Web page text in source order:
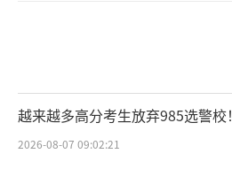
越来越多高分考生放弃985选警校！
2026-08-07 09:02:21